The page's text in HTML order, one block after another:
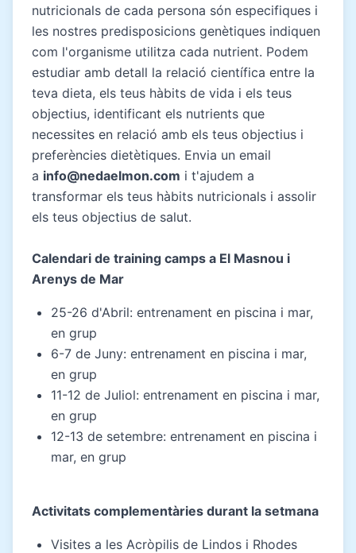
nutricionals de cada persona són especifiques i
les nostres predisposicions genètiques indiquen
com l'organisme utilitza cada nutrient. Podem
estudiar amb detall la relació científica entre la
teva dieta, els teus hàbits de vida i els teus
objectius, identificant els nutrients que
necessites en relació amb els teus objectius i
preferències dietètiques. Envia un email
a info@nedaelmon.com i t'ajudem a
transformar els teus hàbits nutricionals i assolir
els teus objectius de salut.
Calendari de training camps a El Masnou i
Arenys de Mar
25-26 d'Abril: entrenament en piscina i mar,
en grup
6-7 de Juny: entrenament en piscina i mar,
en grup
11-12 de Juliol: entrenament en piscina i mar,
en grup
12-13 de setembre: entrenament en piscina i
mar, en grup
Activitats complementàries durant la setmana
Visites a les Acròpilis de Lindos i Rhodes